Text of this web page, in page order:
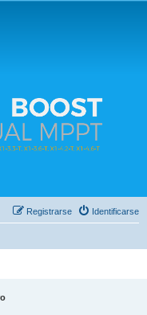
Solax y temas relacionados.
Identificarse
Registrarse